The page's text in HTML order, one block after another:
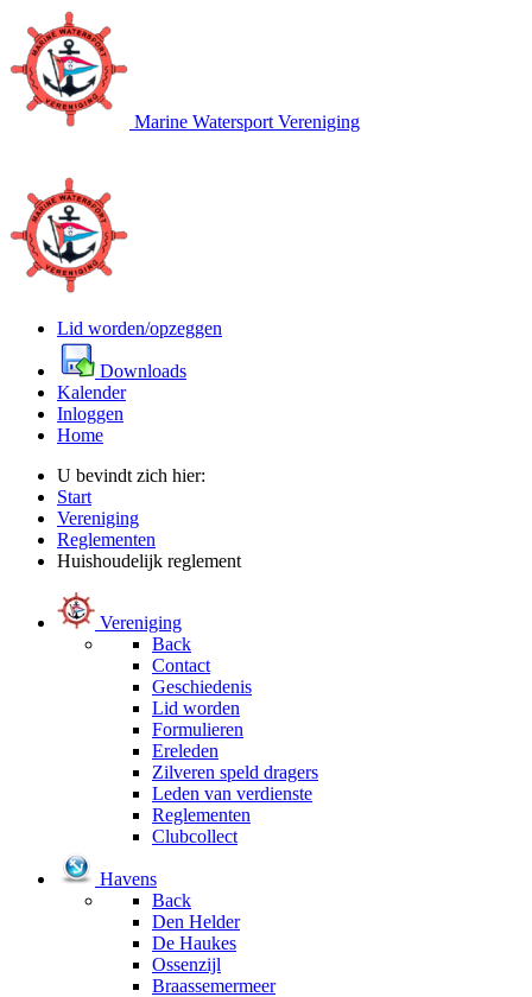
Marine Watersport Vereniging
Lid worden/opzeggen
Downloads
Kalender
Inloggen
Home
U bevindt zich hier:
Start
Vereniging
Reglementen
Huishoudelijk reglement
Vereniging
Back
Contact
Geschiedenis
Lid worden
Formulieren
Ereleden
Zilveren speld dragers
Leden van verdienste
Reglementen
Clubcollect
Havens
Back
Den Helder
De Haukes
Ossenzijl
Braassemermeer